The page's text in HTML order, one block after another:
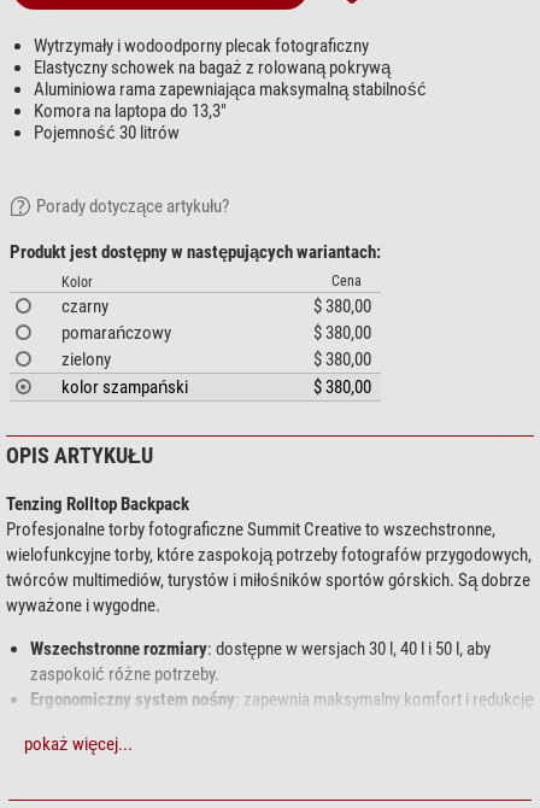
Wytrzymały i wodoodporny plecak fotograficzny
Elastyczny schowek na bagaż z rolowaną pokrywą
Aluminiowa rama zapewniająca maksymalną stabilność
Komora na laptopa do 13,3"
Pojemność 30 litrów
Porady dotyczące artykułu?
Produkt jest dostępny w następujących wariantach:
Kolor Cena
czarny
$ 380,00
pomarańczowy
$ 380,00
zielony
$ 380,00
kolor szampański
$ 380,00
OPIS ARTYKUŁU
Tenzing Rolltop Backpack
Profesjonalne torby fotograficzne Summit Creative to wszechstronne,
wielofunkcyjne torby, które zaspokoją potrzeby fotografów przygodowych,
twórców multimediów, turystów i miłośników sportów górskich. Są dobrze
wyważone i wygodne.
Wszechstronne rozmiary: dostępne w wersjach 30 l, 40 l i 50 l, aby
zaspokoić różne potrzeby.
Ergonomiczny system nośny: zapewnia maksymalny komfort i redukcję
Wodoodporne i odporne na zużycie
Dodatkowy system zawieszania: umożliwia zamocowanie
pokaż więcej...